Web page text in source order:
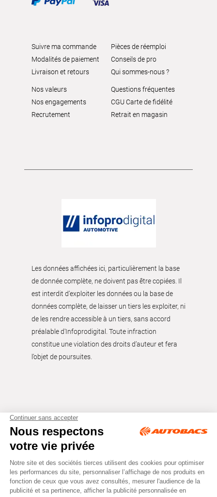
Suivre ma commande
Modalités de paiement
Livraison et retours
Pièces de réemploi
Conseils de pro
Qui sommes-nous ?
Nos valeurs
Nos engagements
Recrutement
Questions fréquentes
CGU Carte de fidélité
Retrait en magasin
Les données affichées ici, particulièrement la base
de donnée complète, ne doivent pas être copiées. Il
est interdit d’exploiter les données ou la base de
données complète, de laisser un tiers les exploiter, ni
de les rendre accessible à un tiers, sans accord
préalable d'Infoprodigital. Toute infraction
constitue une violation des droits d’auteur et fera
l’objet de poursuites.
Tous droits réservés © Autobacs
Mentions légales RGPD
Cookies CGV